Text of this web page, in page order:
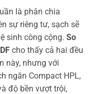
là phân chia
sự riêng tư, sạch sẽ
sinh công cộng. So
cho thấy cả hai đều
này, nhưng với
ngăn Compact HPL,
độ bền vượt trội,